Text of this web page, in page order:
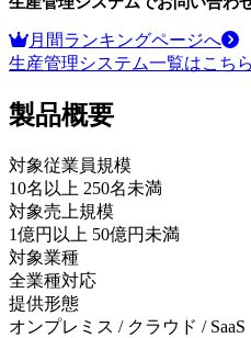
月間ランキングページへ
生産管理システム一覧はこちら
製品概要
対象従業員規模
10名以上 250名未満
対象売上規模
1億円以上 50億円未満
対象業種
全業種対応
提供形態
オンプレミス / クラウド / SaaS